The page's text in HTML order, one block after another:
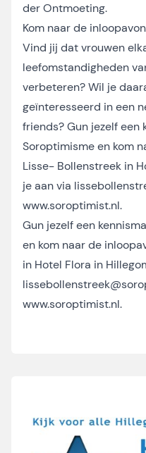
der Ontmoeting.
Kom naar de
Vind jij dat vrouwen
leefomstandigheden
verbeteren? Wil je
geïnteresseerd in een
friends? Gun jezelf een
Soroptimisme en kom
Lisse- Bollenstreek in
je aan via
www.soroptimist.nl.
Gun jezelf een
en kom naar de
in Hotel Flora in
www.soroptimist.nl.